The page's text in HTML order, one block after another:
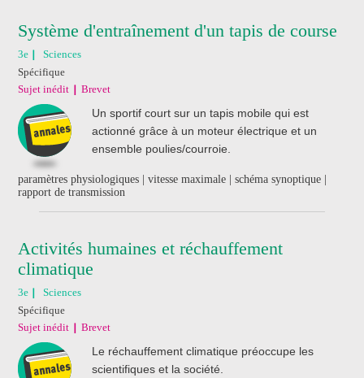
Système d'entraînement d'un tapis de course
3e
Sciences
Spécifique
Sujet inédit
Brevet
Un sportif court sur un tapis mobile qui est
actionné grâce à un moteur électrique et un
ensemble poulies/courroie.
paramètres physiologiques | vitesse maximale | schéma synoptique |
rapport de transmission
Activités humaines et réchauffement
climatique
3e
Sciences
Spécifique
Sujet inédit
Brevet
Le réchauffement climatique préoccupe les
scientifiques et la société.